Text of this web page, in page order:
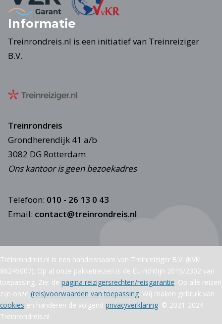
Informatie
Treinrondreis.nl is een initiatief van Treinreiziger
B.V.
Treinrondreis
Grondherendijk 41 a/b
3082 DG Rotterdam
Ons kantoor is geen bezoekadres
Telefoon: 010 - 26 13 0 43
Email: contact@treinrondreis.nl
Treinrondreis.nl is een handelsnaam van Treinreiziger B.V. (KVK
86245007). Op al onze pakketreizen is de EU-richtlijn 2015/2302 van
toepassing. Zie: de pagina reizigersrechten/reisgarantie. Op alle reizen
zijn onze (reis)voorwaarden van toepassing. Wij maken gebruik van
cookies en handeren de volgend privacyverklaring. © 2021-2024
Treinrondreis.nl